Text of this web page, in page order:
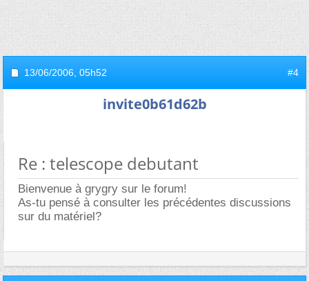
13/06/2006, 05h52 #4
invite0b61d62b
Re : telescope debutant
Bienvenue à grygry sur le forum!
As-tu pensé à consulter les précédentes discussions
sur du matériel?